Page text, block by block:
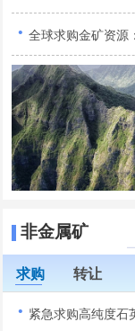
·
非金属矿
求购 转让
·